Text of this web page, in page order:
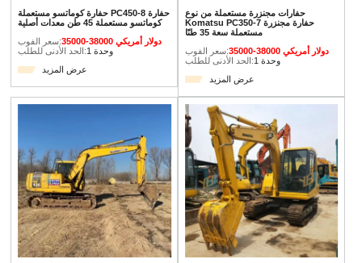
حفارة كوماتسو مستعملة PC450-8 حفارة
كوماتسو مستعملة 45 طن معدات أصلية
سعر الفوب:
35000-38000 دولار أمريكي
الحد الأدنى للطلب:
1 وحدة
عرض المزيد
حفارات مجنزرة مستعملة من نوع
Komatsu PC350-7 حفارة مجنزرة
مستعملة سعة 35 طنًا
سعر الفوب:
35000-38000 دولار أمريكي
الحد الأدنى للطلب:
1 وحدة
عرض المزيد